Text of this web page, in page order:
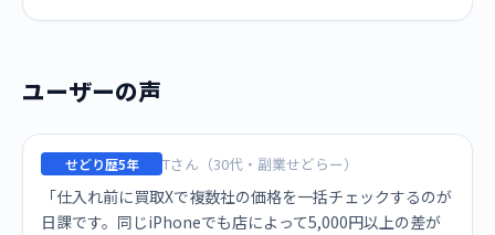
ユーザーの声
せどり歴5年 Tさん（30代・副業せどらー）
「仕入れ前に買取Xで複数社の価格を一括チェックするのが
日課です。同じiPhoneでも店によって5,000円以上の差が